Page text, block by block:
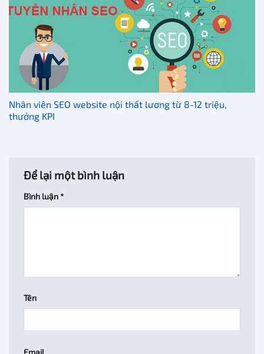
Nhân viên SEO website nội thất lương từ 8-12 triệu,
thưởng KPI
Để lại một bình luận
Bình luận *
Tên
Email